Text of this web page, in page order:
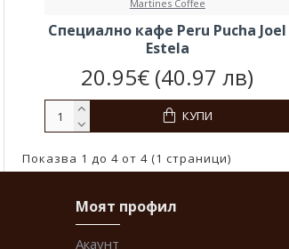
Martines Coffee
Специално кафе Peru Pucha Joel
Estela
20.95€ (40.97 лв)
КУПИ
Показва 1 до 4 от 4 (1 страници)
Моят профил
Акаунт